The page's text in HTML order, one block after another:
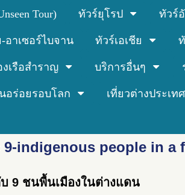
Tour) ทัวร์ยุโรป ทัวร์
อาเซอร์ไบจาน ทัวร์เอเชีย
เรือสำราญ บริการอื่นๆ
อร่อยรอบโลก เที่ยวต่างประเท
indigenous people in a
9 ชนพื้นเมืองในต่างแดน